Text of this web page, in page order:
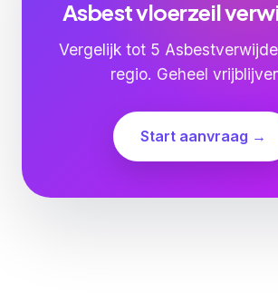
Asbest vloerzeil
Vergelijk tot 5
regio. Geheel
Start aanvraag →